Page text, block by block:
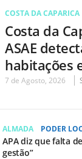
COSTA DA CAPARICA
Costa da
ASAE
habitações
7 de Agosto, 2026
ALMADA PODER
APA diz que falta
gestão”